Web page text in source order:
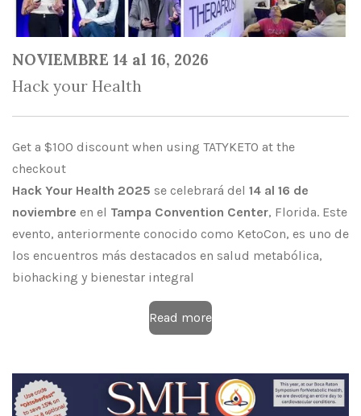
NOVIEMBRE 14 al 16, 2026
Hack your Health
Get a $100 discount when using TATYKETO at the
checkout
Hack Your Health 2025 se celebrará del 14 al 16 de
noviembre en el Tampa Convention Center, Florida. Este
evento, anteriormente conocido como KetoCon, es uno de
los encuentros más destacados en salud metabólica,
biohacking y bienestar integral
Read more